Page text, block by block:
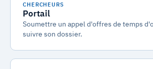
CHERCHEURS
Portail
Soumettre un appel d'offres de temps
suivre son dossier.